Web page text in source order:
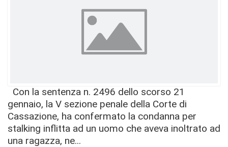
Con la sentenza n. 2496 dello scorso 21
gennaio, la V sezione penale della Corte di
Cassazione, ha confermato la condanna per
stalking inflitta ad un uomo che aveva inoltrato ad
una ragazza, ne...